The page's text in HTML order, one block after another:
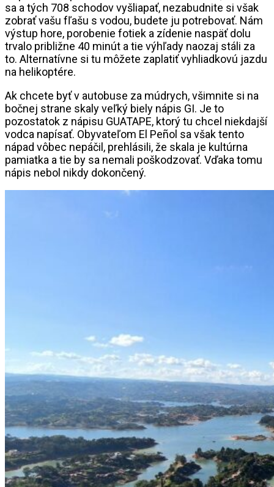
sa a tých 708 schodov vyšliapať, nezabudnite si však
zobrať vašu fľašu s vodou, budete ju potrebovať. Nám
výstup hore, porobenie fotiek a zídenie naspäť dolu
trvalo približne 40 minút a tie výhľady naozaj stáli za
to. Alternatívne si tu môžete zaplatiť vyhliadkovú jazdu
na helikoptére.
Ak chcete byť v autobuse za múdrych, všimnite si na
bočnej strane skaly veľký biely nápis GI. Je to
pozostatok z nápisu GUATAPE, ktorý tu chcel niekdajší
vodca napísať. Obyvateľom El Peñol sa však tento
nápad vôbec nepáčil, prehlásili, že skala je kultúrna
pamiatka a tie by sa nemali poškodzovať. Vďaka tomu
nápis nebol nikdy dokončený.